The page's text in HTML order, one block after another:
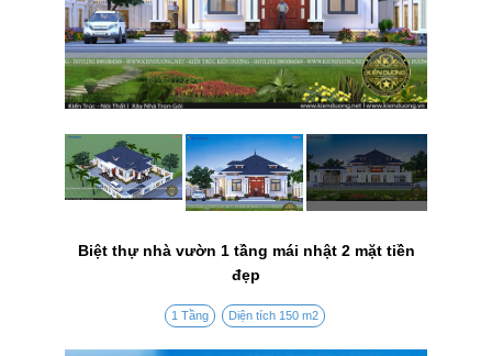
Biệt thự nhà vườn 1 tầng mái nhật 2 mặt tiền
đẹp
1 Tầng Diện tích 150 m2